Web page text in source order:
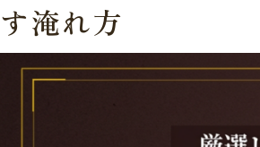
す淹れ方